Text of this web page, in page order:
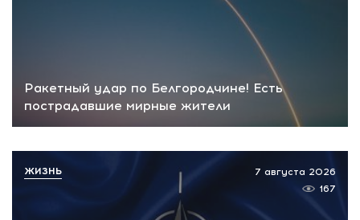
Ракетный удар по Белгородчине! Есть
пострадавшие мирные жители
7 августа 2026
167
ЖИЗНЬ